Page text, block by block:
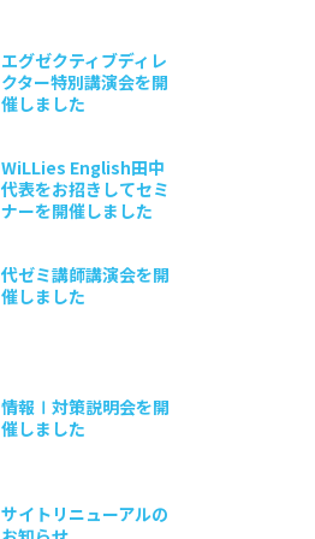
エグゼクティブディレ
クター特別講演会を開
催しました
WiLLies English田中
代表をお招きしてセミ
ナーを開催しました
代ゼミ講師講演会を開
催しました
情報Ⅰ対策説明会を開
催しました
サイトリニューアルの